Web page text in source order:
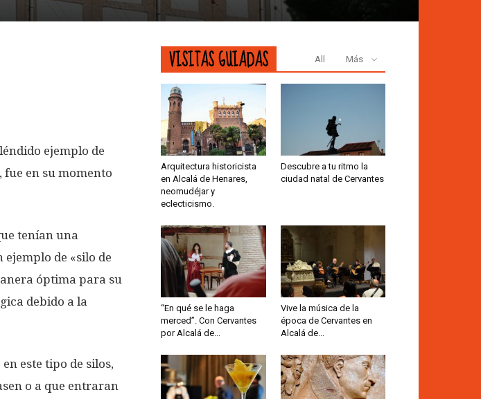
ejemplo de
en su momento
tenían una
de «silo de
óptima para su
debido a la
este tipo de silos,
o a que entraran
VISITAS GUIADAS All Más
Arquitectura historicista
en Alcalá de Henares,
neomudéjar y
eclecticismo.
Descubre a tu ritmo la
ciudad natal de Cervantes
“En qué se le haga
merced”. Con Cervantes
por Alcalá de...
Vive la música de la
época de Cervantes en
Alcalá de...